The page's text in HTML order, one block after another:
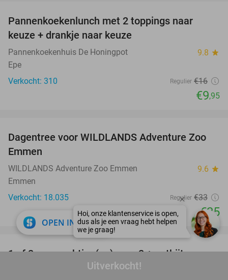
Uitverkocht!
Pannenkoekenlunch met 2 toppings naar
keuze + drankje naar keuze
Pannenkoekenhuis De Honingpot 9.8 star
Epe
Verkocht: 310
Regulier €16
€9,95
24%
Dagentree voor WILDLANDS Adventure Zoo
Emmen
WILDLANDS Adventure Zoo Emmen 9.6 star
Emmen
Verkocht: 18.035
Regulier €33
€25
31%
favorite_border
1 of 2 overnachting(en) voor 2 + ontbijt
Hampshire Hotel - ´s Gravenhof Zutphen
OPEN IN APP close